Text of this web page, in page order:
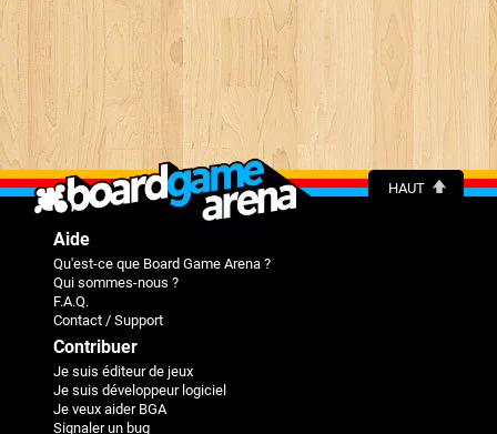
HAUT
Aide
Qu'est-ce que Board Game Arena ?
Qui sommes-nous ?
F.A.Q.
Contact / Support
Contribuer
Je suis éditeur de jeux
Je suis développeur logiciel
Je veux aider BGA
Signaler un bug